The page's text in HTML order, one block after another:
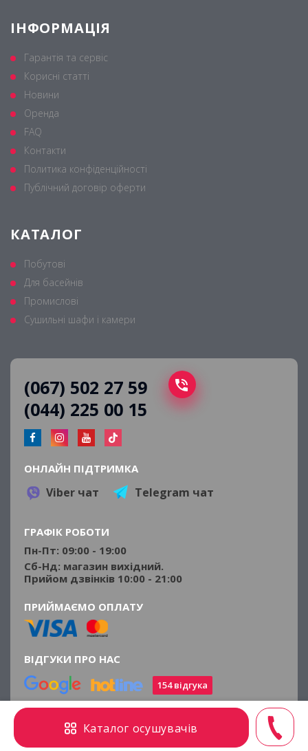
ІНФОРМАЦІЯ
Гарантія та сервіс
Корисні статті
Новини
Оренда
FAQ
Контакти
Политика конфіденційності
Публічний договір оферти
КАТАЛОГ
Побутові
Для басейнів
Промислові
Сушильні шафи і камери
(067) 502 27 59
(044) 225 00 15
ОНЛАЙН ПІДТРИМКА
Viber чат Telegram чат
ГРАФІК РОБОТИ
Пн-Пт: 09:00 - 19:00
Сб-Нд: магазин вихідний.
Прийом дзвінків 10:00 - 21:00
ПРИЙМАЄМО ОПЛАТУ
ВІДГУКИ ПРО НАС
154 відгука
©2014 - 2026 osushiteli.ua
Всі права захищені.Каталог осушувачів